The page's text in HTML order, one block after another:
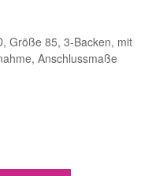
Größe 85, 3-Backen, mit
Anschlussmaße